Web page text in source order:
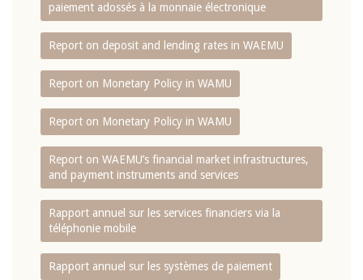
paiement adossés à la monnaie électronique
Report on deposit and lending rates in WAEMU
Report on Monetary Policy in WAMU
Report on Monetary Policy in WAMU
Report on WAEMU’s financial market infrastructures,
and payment instruments and services
Rapport annuel sur les services financiers via la
téléphonie mobile
Rapport annuel sur les systèmes de paiement